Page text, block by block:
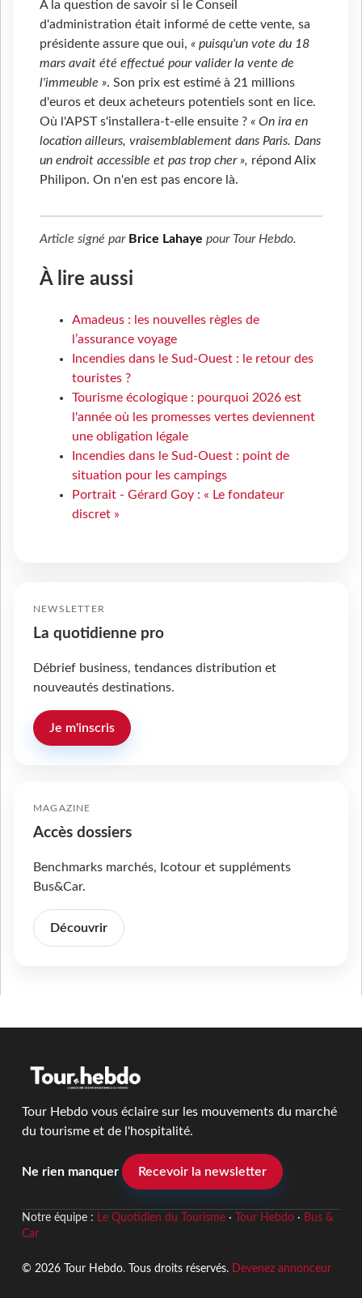
À la question de savoir si le Conseil
d'administration était informé de cette vente, sa
présidente assure que oui, « puisqu'un vote du 18
mars avait été effectué pour valider la vente de
l'immeuble ». Son prix est estimé à 21 millions
d'euros et deux acheteurs potentiels sont en lice.
Où l'APST s'installera-t-elle ensuite ? « On ira en
location ailleurs, vraisemblablement dans Paris. Dans
un endroit accessible et pas trop cher », répond Alix
Philipon. On n'en est pas encore là.
Article signé par Brice Lahaye pour Tour Hebdo.
À lire aussi
Amadeus : les nouvelles règles de
l’assurance voyage
Incendies dans le Sud-Ouest : le retour des
touristes ?
Tourisme écologique : pourquoi 2026 est
l'année où les promesses vertes deviennent
une obligation légale
Incendies dans le Sud-Ouest : point de
situation pour les campings
Portrait - Gérard Goy : « Le fondateur
discret »
NEWSLETTER
La quotidienne pro
Débrief business, tendances distribution et
nouveautés destinations.
Je m'inscris
MAGAZINE
Accès dossiers
Benchmarks marchés, Icotour et suppléments
Bus&Car.
Découvrir
Tour Hebdo vous éclaire sur les mouvements du marché
du tourisme et de l'hospitalité.
Ne rien manquer Recevoir la newsletter
Notre équipe : Le Quotidien du Tourisme· Tour Hebdo· Bus &
Car
© 2026 Tour Hebdo. Tous droits réservés. Devenez annonceur